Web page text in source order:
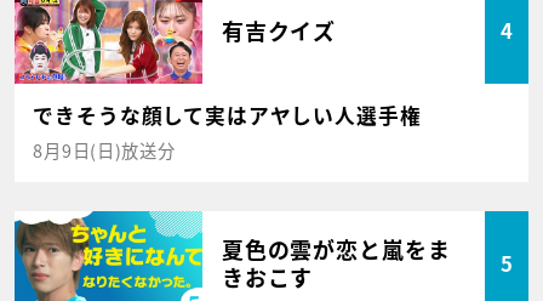
有吉クイズ 4
できそうな顔して実はアヤしい人選手権
8月9日(日)放送分
夏色の雲が恋と嵐をま
きおこす
5